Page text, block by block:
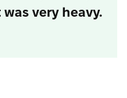
very heavy.